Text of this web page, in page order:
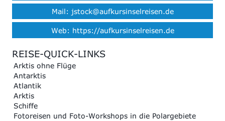
Mail: jstock@aufkursinselreisen.de
Web: https://aufkursinselreisen.de
REISE-QUICK-LINKS
Arktis ohne Flüge
Antarktis
Atlantik
Arktis
Schiffe
Fotoreisen und Foto-Workshops in die Polargebiete